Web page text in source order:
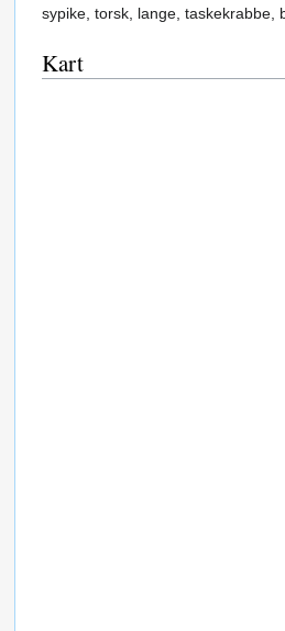
sypike, torsk, lange, taskekrabbe,
Kart